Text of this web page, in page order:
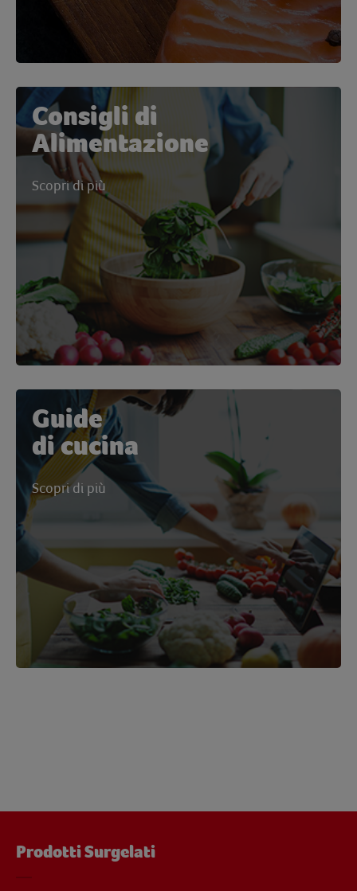
Consigli di
Alimentazione
Scopri di più
Guide
di cucina
Scopri di più
Prodotti Surgelati